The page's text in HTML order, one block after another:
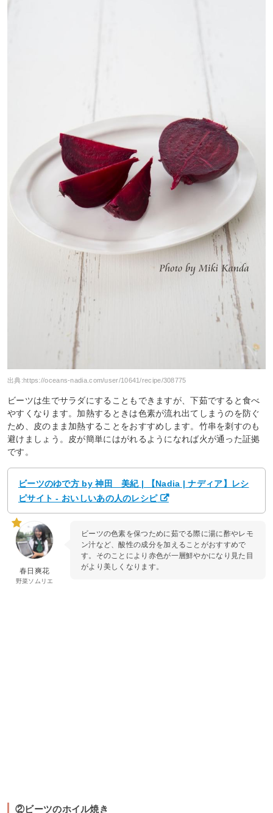
出典:https://oceans-nadia.com/user/10641/recipe/308775
ビーツは生でサラダにすることもできますが、下茹ですると食べ
やすくなります。加熱するときは色素が流れ出てしまうのを防ぐ
ため、皮のまま加熱することをおすすめします。竹串を刺すのも
避けましょう。皮が簡単にはがれるようになれば火が通った証拠
です。
ビーツのゆで方 by 神田 美紀 | 【Nadia | ナディア】レシ
ピサイト - おいしいあの人のレシピ
春日爽花
野菜ソムリエ
ビーツの色素を保つために茹でる際に湯に酢やレモ
ン汁など、酸性の成分を加えることがおすすめで
す。そのことにより赤色が一層鮮やかになり見た目
がより美しくなります。
②ビーツのホイル焼き